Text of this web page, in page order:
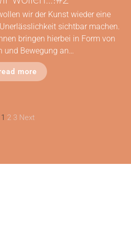
wir der Kunst wieder eine
sichtbar machen.
bringen hierbei in Form von
und Bewegung an…
more
1 2 3 Next